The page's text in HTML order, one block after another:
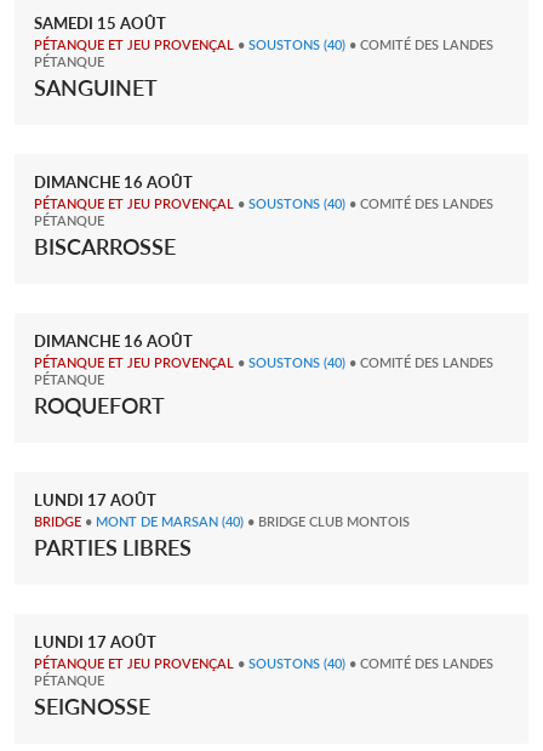
SAMEDI 15 AOÛT
PÉTANQUE ET JEU PROVENÇAL • SOUSTONS (40) • COMITÉ DES LANDES
PÉTANQUE
SANGUINET
DIMANCHE 16 AOÛT
PÉTANQUE ET JEU PROVENÇAL • SOUSTONS (40) • COMITÉ DES LANDES
PÉTANQUE
BISCARROSSE
DIMANCHE 16 AOÛT
PÉTANQUE ET JEU PROVENÇAL • SOUSTONS (40) • COMITÉ DES LANDES
PÉTANQUE
ROQUEFORT
LUNDI 17 AOÛT
BRIDGE • MONT DE MARSAN (40) • BRIDGE CLUB MONTOIS
PARTIES LIBRES
LUNDI 17 AOÛT
PÉTANQUE ET JEU PROVENÇAL • SOUSTONS (40) • COMITÉ DES LANDES
PÉTANQUE
SEIGNOSSE